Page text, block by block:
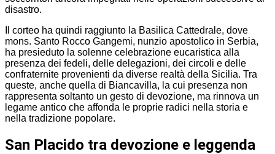
disastro.
Il corteo ha quindi raggiunto la Basilica Cattedrale, dove
mons. Santo Rocco Gangemi, nunzio apostolico in Serbia,
ha presieduto la solenne celebrazione eucaristica alla
presenza dei fedeli, delle delegazioni, dei circoli e delle
confraternite provenienti da diverse realtà della Sicilia. Tra
queste, anche quella di Biancavilla, la cui presenza non
rappresenta soltanto un gesto di devozione, ma rinnova un
legame antico che affonda le proprie radici nella storia e
nella tradizione popolare.
San Placido tra devozione e leggenda